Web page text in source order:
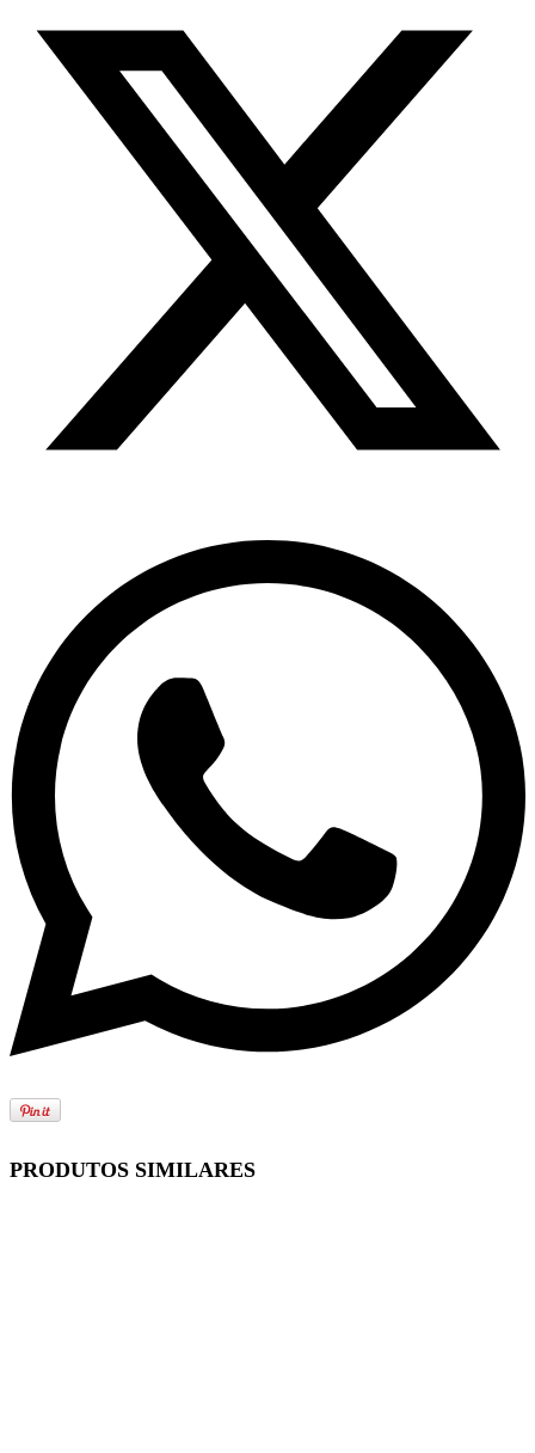
PRODUTOS SIMILARES